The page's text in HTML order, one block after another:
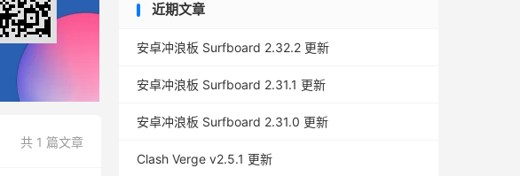
共 1 篇文章
近期文章
安卓冲浪板 Surfboard 2.32.2 更新
安卓冲浪板 Surfboard 2.31.1 更新
安卓冲浪板 Surfboard 2.31.0 更新
Clash Verge v2.5.1 更新